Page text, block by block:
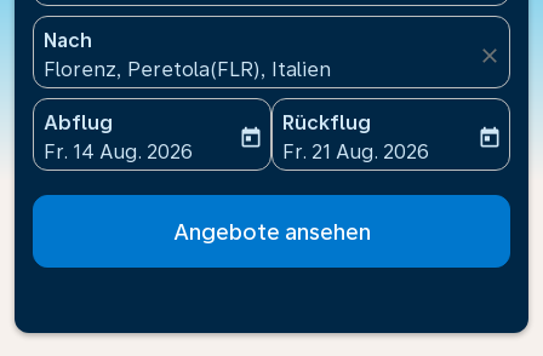
Nach
Florenz, Peretola(FLR), Italien
close
Abflug
fc-booking-departure-date-aria-label
Fr. 14 Aug. 2026
today
Rückflug
fc-booking-return-date-
Fr. 21 Aug. 2026
today
Angebote ansehen